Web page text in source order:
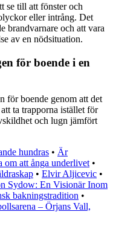
se till att fönster och
eller intrång. Det
brandvarnare och att vara
av en nödsituation.
för boende i en
för boende genom att det
ta trapporna istället för
och lugn jämfört
hundras • Är
om att ånga underlivet •
• Elvir Aljicevic •
Sydow: En Visionär Inom
bakningstradition •
– Örjans Vall,